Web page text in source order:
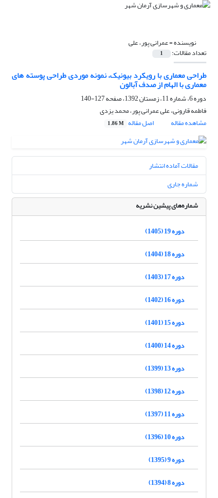
نویسنده =عمرانی پور، علی
تعداد مقالات: 1
طراحی معماری با رویکرد بیونیک، نمونه موردی طراحی پوسته های
معماری با الهام از صدف آبالون
دوره 6، شماره 11، زمستان 1392، صفحه
127-140
فاطمه قارونی، علی عمرانی پور، محمد یزدی
مشاهده مقاله
اصل مقاله 1.86 M
مقالات آماده انتشار
شماره جاری
شماره‌های پیشین نشریه
دوره 19 (1405)
دوره 18 (1404)
دوره 17 (1403)
دوره 16 (1402)
دوره 15 (1401)
دوره 14 (1400)
دوره 13 (1399)
دوره 12 (1398)
دوره 11 (1397)
دوره 10 (1396)
دوره 9 (1395)
دوره 8 (1394)